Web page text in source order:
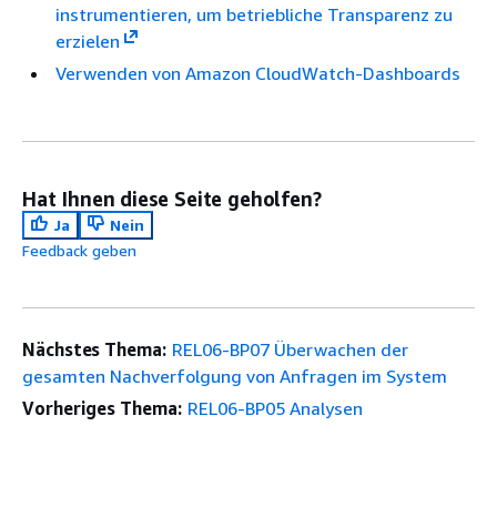
instrumentieren, um betriebliche Transparenz zu
erzielen
Verwenden von Amazon CloudWatch-Dashboards
Hat Ihnen diese Seite geholfen?
Ja
Nein
Feedback geben
Nächstes Thema: REL06-BP07 Überwachen der
gesamten Nachverfolgung von Anfragen im System
Vorheriges Thema: REL06-BP05 Analysen